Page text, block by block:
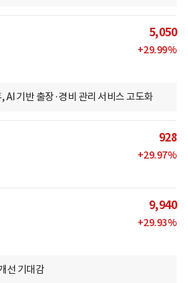
5,050
+29.99%
AI 기반 출장·경비 관리 서비스 고도화
928
+29.97%
9,940
+29.93%
선 기대감